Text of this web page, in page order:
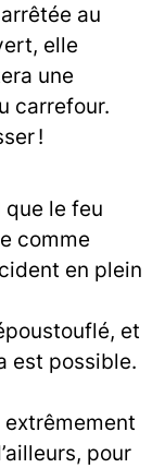
au
elle
une
carrefour.
!
le feu
comme
en plein
et
est possible.
extrêmement
pour